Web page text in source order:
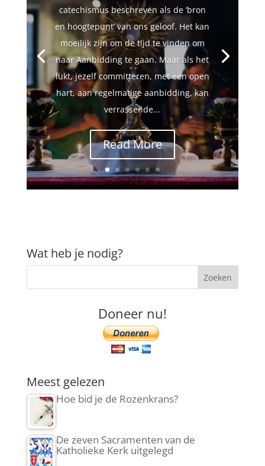
catechismus beschreven als de ‘bron
en hoogtepunt’ van ons geloof. Het kan
moeilijk zijn om de tijd te vinden om
naar Aanbidding te gaan. Maar als het
lukt, jezelf committeren, met een open
hart, aan regelmatige aanbidding, kan
verrassende...
Read More
Wat heb je nodig?
Doneer nu!
Meest gelezen
Hoe bid je de Rozenkrans?
De zeven Sacramenten van de
Katholieke Kerk uitgelegd